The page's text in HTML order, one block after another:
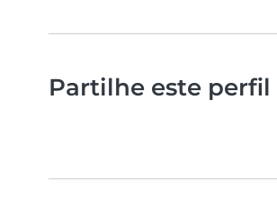
Partilhe este perfil